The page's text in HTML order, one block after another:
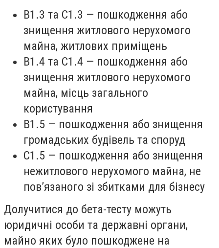
B1.3 та C1.3 — пошкодження або
знищення житлового нерухомого
майна, житлових приміщень
B1.4 та C1.4 — пошкодження або
знищення житлового нерухомого
майна, місць загального
користування
B1.5 — пошкодження або знищення
громадських будівель та споруд
C1.5 — пошкодження або знищення
нежитлового нерухомого майна, не
пов’язаного зі збитками для бізнесу
Долучитися до бета-тесту можуть
юридичні особи та державні органи,
майно яких було пошкоджене на